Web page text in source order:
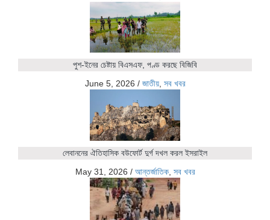
পুশ-ইনের চেষ্টায় বিএসএফ, পণ্ড করছে বিজিবি
June 5, 2026 / জাতীয়, সব খবর
লেবাননের ঐতিহাসিক বউফোর্ট দুর্গ দখল করল ইসরাইল
May 31, 2026 / আন্তর্জাতিক, সব খবর